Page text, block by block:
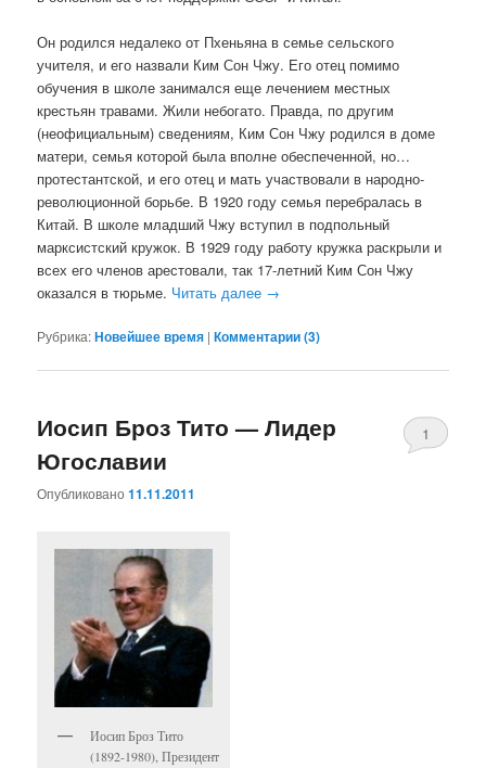
Он родился недалеко от Пхеньяна в семье сельского
учителя, и его назвали Ким Сон Чжу. Его отец помимо
обучения в школе занимался еще лечением местных
крестьян травами. Жили небогато. Правда, по другим
(неофициальным) сведениям, Ким Сон Чжу родился в доме
матери, семья которой была вполне обеспеченной, но…
протестантской, и его отец и мать участвовали в народно-
революционной борьбе. В 1920 году семья перебралась в
Китай. В школе младший Чжу вступил в подпольный
марксистский кружок. В 1929 году работу кружка раскрыли и
всех его членов арестовали, так 17-летний Ким Сон Чжу
оказался в тюрьме. Читать далее →
Рубрика:Новейшее время |Комментарии (3)
Иосип Броз Тито — Лидер
Югославии
Опубликовано11.11.2011
1
Иосип Броз Тито
(1892-1980), Президент